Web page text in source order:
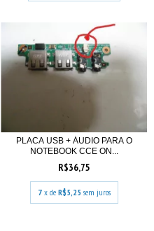
PLACA USB + ÁUDIO PARA O
NOTEBOOK CCE ON...
R$36,75
7 x de R$5,25 sem juros